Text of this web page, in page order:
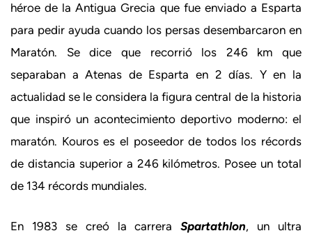
héroe de la Antigua Grecia que fue enviado a Esparta
para pedir ayuda cuando los persas desembarcaron en
Maratón. Se dice que recorrió los 246 km que
separaban a Atenas de Esparta en 2 días. Y en la
actualidad se le considera la figura central de la historia
que inspiró un acontecimiento deportivo moderno: el
maratón. Kouros es el poseedor de todos los récords
de distancia superior a 246 kilómetros. Posee un total
de 134 récords mundiales.
En 1983 se creó la carreraSpartathlon, un ultra